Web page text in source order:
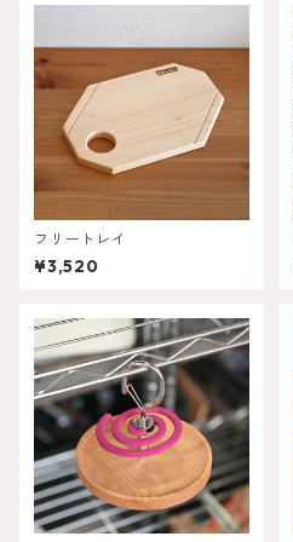
フリートレイ
¥3,520